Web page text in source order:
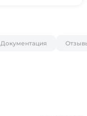
Документация